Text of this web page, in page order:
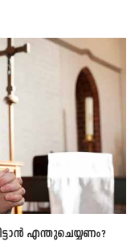
എന്തുചെയ്യണം?